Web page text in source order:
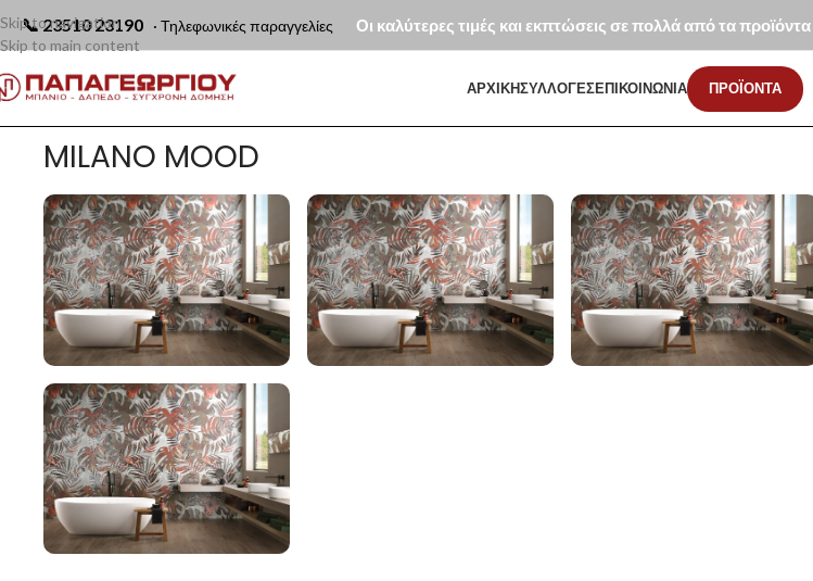
📞 23510 23190 · Τηλεφωνικές παραγγελίες Οι καλύτερες τιμές και εκπτώσεις σε πολλά από τα
Skip to navigation
Skip to main content
ΑΡΧΙΚΗΣΥΛΛΟΓΕΣΕΠΙΚΟΙΝΩΝΙΑ ΠΡΟΪΟΝΤΑ
MILANO MOOD